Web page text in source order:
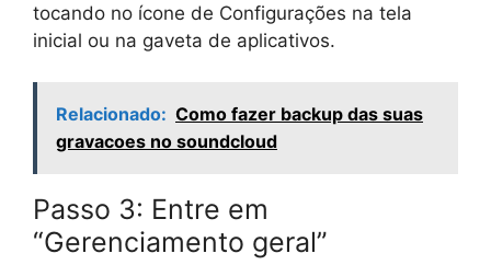
tocando no ícone de Configurações na tela
inicial ou na gaveta de aplicativos.
Relacionado: Como fazer backup das suas
gravacoes no soundcloud
Passo 3: Entre em
“Gerenciamento geral”